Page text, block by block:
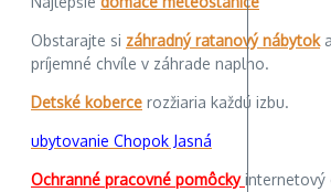
Obstarajte si záhradný ratanový nábytok
príjemné chvíle v záhrade naplno.
Detské koberce rozžiaria každú izbu.
ubytovanie Chopok Jasná
Ochranné pracovné pomôckyinternetový